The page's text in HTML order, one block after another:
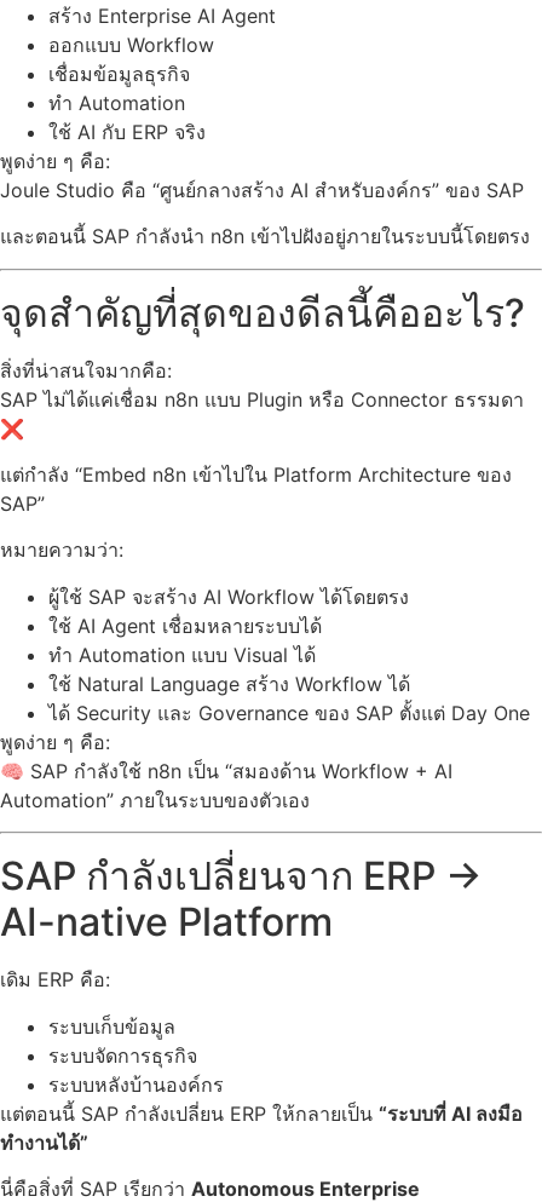
สร้าง Enterprise AI Agent
ออกแบบ Workflow
เชื่อมข้อมูลธุรกิจ
ทำ Automation
ใช้ AI กับ ERP จริง
พูดง่าย ๆ คือ:
Joule Studio คือ “ศูนย์กลางสร้าง AI สำหรับองค์กร” ของ SAP
และตอนนี้ SAP กำลังนำ n8n เข้าไปฝังอยู่ภายในระบบนี้โดยตรง
จุดสำคัญที่สุดของดีลนี้คืออะไร?
สิ่งที่น่าสนใจมากคือ:
SAP ไม่ได้แค่เชื่อม n8n แบบ Plugin หรือ Connector ธรรมดา
❌
แต่กำลัง “Embed n8n เข้าไปใน Platform Architecture ของ
SAP”
หมายความว่า:
ผู้ใช้ SAP จะสร้าง AI Workflow ได้โดยตรง
ใช้ AI Agent เชื่อมหลายระบบได้
ทำ Automation แบบ Visual ได้
ใช้ Natural Language สร้าง Workflow ได้
ได้ Security และ Governance ของ SAP ตั้งแต่ Day One
พูดง่าย ๆ คือ:
🧠 SAP กำลังใช้ n8n เป็น “สมองด้าน Workflow + AI
Automation” ภายในระบบของตัวเอง
SAP กำลังเปลี่ยนจาก ERP →
AI-native Platform
เดิม ERP คือ:
ระบบเก็บข้อมูล
ระบบจัดการธุรกิจ
ระบบหลังบ้านองค์กร
แต่ตอนนี้ SAP กำลังเปลี่ยน ERP ให้กลายเป็น “ระบบที่ AI ลงมือ
ทำงานได้”
นี่คือสิ่งที่ SAP เรียกว่า Autonomous Enterprise